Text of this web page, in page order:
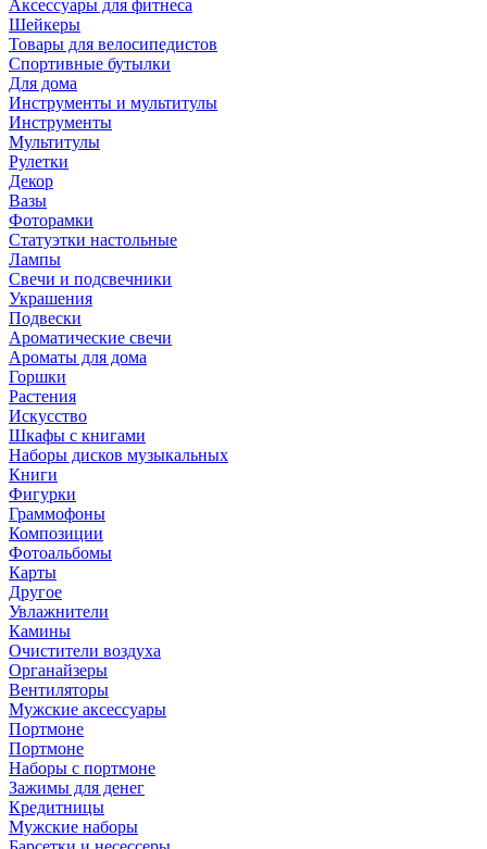
Аксессуары для фитнеса
Шейкеры
Товары для велосипедистов
Спортивные бутылки
Для дома
Инструменты и мультитулы
Инструменты
Мультитулы
Рулетки
Декор
Вазы
Фоторамки
Статуэтки настольные
Лампы
Свечи и подсвечники
Украшения
Подвески
Ароматические свечи
Ароматы для дома
Горшки
Растения
Искусство
Шкафы с книгами
Наборы дисков музыкальных
Книги
Фигурки
Граммофоны
Композиции
Фотоальбомы
Карты
Другое
Увлажнители
Камины
Очистители воздуха
Органайзеры
Вентиляторы
Мужские аксессуары
Портмоне
Портмоне
Наборы с портмоне
Зажимы для денег
Кредитницы
Мужские наборы